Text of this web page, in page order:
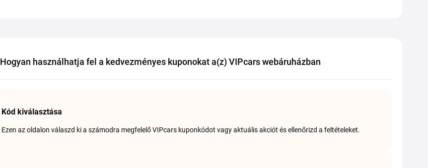
Hogyan használhatja fel a kedvezményes kuponokat a(z) VIPcars webáruházban
Kód kiválasztása
Ezen az oldalon válaszd ki a számodra megfelelő VIPcars kuponkódot vagy aktuális akciót és ellenőrizd a feltételeket.